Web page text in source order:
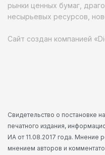
рынки ценных бумаг,
несырьевых ресурсов,
Сайт создан компанией
Свидетельство о постановке
печатного издания,
ИА от 11.08.2017 года. Мнение
мнением авторов и